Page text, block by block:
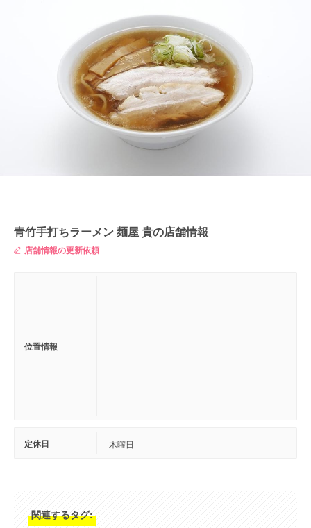
青竹手打ちラーメン 麺屋 貴の店舗情報
店舗情報の更新依頼
位置情報
定休日 木曜日
関連するタグ: